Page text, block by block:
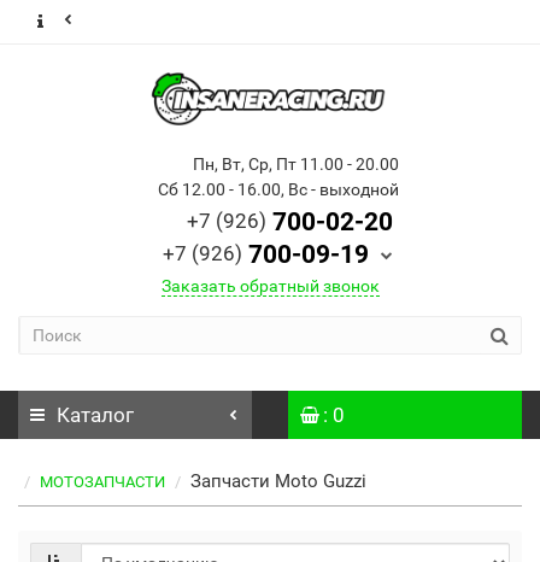
Пн, Вт, Ср, Пт 11.00 - 20.00
Сб 12.00 - 16.00, Вс - выходной
+7 (926) 700-02-20
+7 (926) 700-09-19
Заказать обратный звонок
Каталог : 0
МОТОЗАПЧАСТИ Запчасти Moto Guzzi